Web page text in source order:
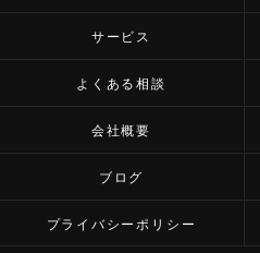
サービス
よくある相談
会社概要
ブログ
プライバシーポリシー